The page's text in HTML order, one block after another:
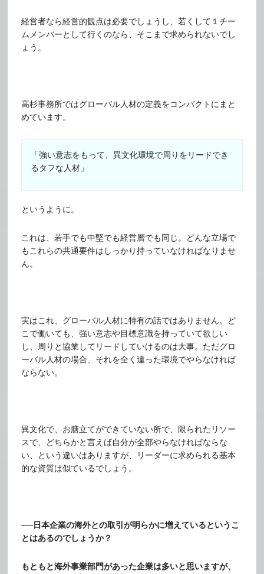
経営者なら経営的観点は必要でしょうし、若くして１チー
ムメンバーとして行くのなら、そこまで求められないでし
ょう。
高杉事務所ではグローバル人材の定義をコンパクトにまと
めています。
「強い意志をもって、異文化環境で周りをリードでき
るタフな人材」
というように。
これは、若手でも中堅でも経営層でも同じ。どんな立場で
もこれらの共通要件はしっかり持っていなければなりませ
ん。
実はこれ、グローバル人材に特有の話ではありません。ど
こで働いても、強い意志や目標意識を持っていて欲しい
し、周りと協業してリードしていけるのは大事。ただグロ
ーバル人材の場合、それを全く違った環境でやらなければ
ならない。
異文化で、お膳立てができていない所で、限られたリソー
スで、どちらかと言えば自分が全部やらなければならな
い、という違いはありますが、リーダーに求められる基本
的な資質は似ているでしょう。
──日本企業の海外との取引が明らかに増えているというこ
とはあるのでしょうか？
もともと海外事業部門があった企業は多いと思いますが、